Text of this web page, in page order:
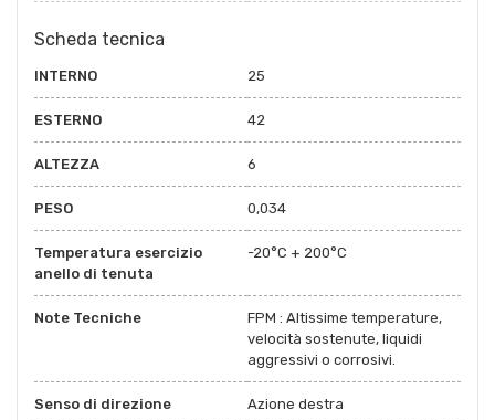
Scheda tecnica
INTERNO 25
ESTERNO 42
ALTEZZA 6
PESO 0,034
Temperatura esercizio
anello di tenuta
-20°C + 200°C
Note Tecniche
FPM : Altissime temperature,
velocità sostenute, liquidi
aggressivi o corrosivi.
Senso di direzione Azione destra